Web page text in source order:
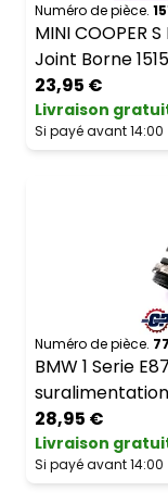
Numéro de pièce.
MINI COOPER
Joint Borne
23,95 €
Livraison
Si payé avant 14:00
Numéro de pièce.
BMW 1 Serie
28,95 €
Livraison
Si payé avant 14:00